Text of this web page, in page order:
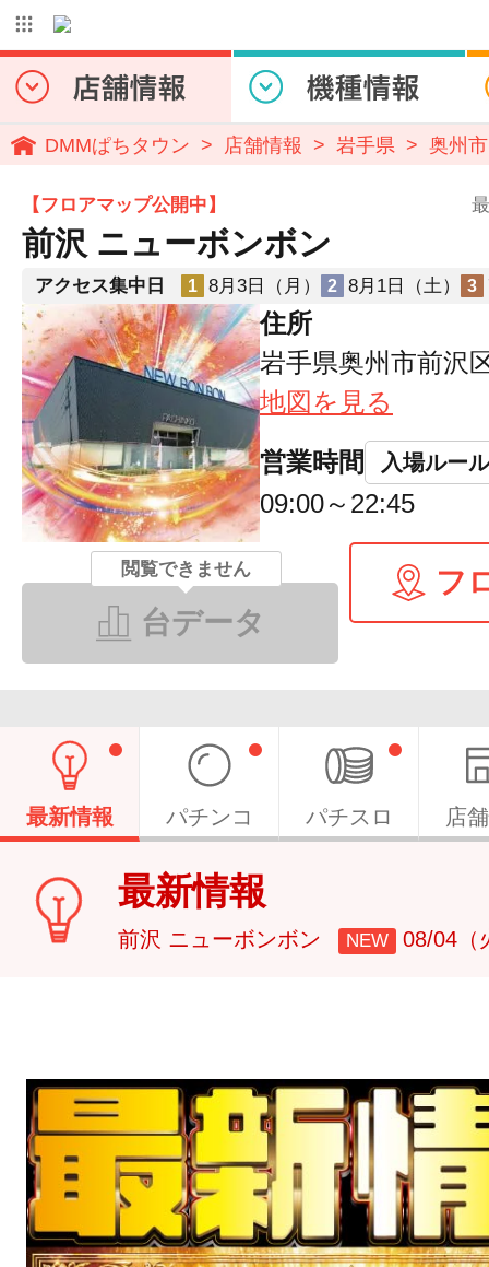
DMMぱちタウン 店舗情報 岩手県 奥州市
【フロアマップ公開中】
前沢 ニューボンボン
アクセス集中日 1 8月3日（月） 2 8月1日（土） 3
住所
岩手県奥州市前沢
地図を見る
営業時間 入場ルール
09:00～22:45
閲覧できません
台データ
フ
最新情報 パチンコ パチスロ 店
最新情報
前沢 ニューボンボン NEW 08/04（